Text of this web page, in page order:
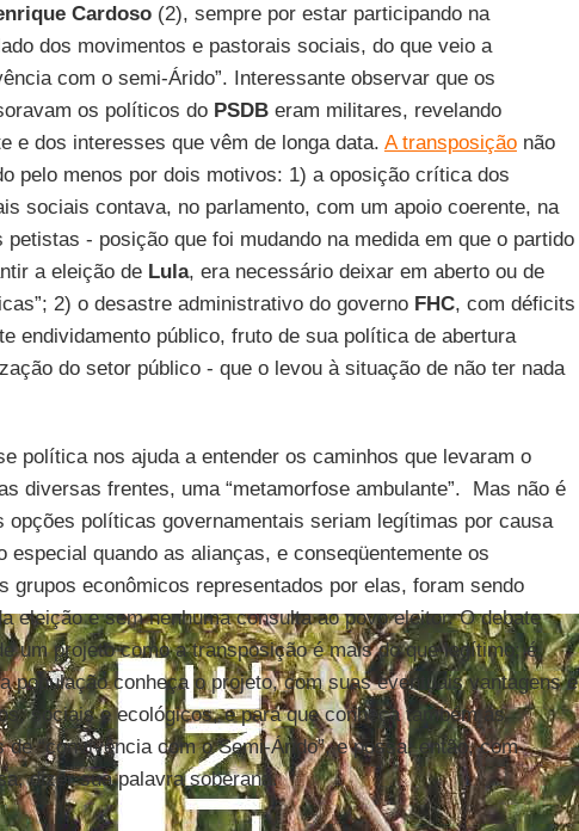
Cardoso(2), sempre por estar participando na
dos movimentos e pastorais sociais, do que veio a
com o semi-Árido”. Interessante observar que os
os políticos do PSDB eram militares, revelando
e dos interesses que vêm de longa data. A transposiçãonão
pelo menos por dois motivos: 1) a oposição crítica dos
sociais contava, no parlamento, com um apoio coerente, na
petistas - posição que foi mudando na medida em que o partido
a eleição de Lula, era necessário deixar em aberto ou de
2) o desastre administrativo do governo FHC, com déficits
endividamento público, fruto de sua política de abertura
do setor público - que o levou à situação de não ter nada
política nos ajuda a entender os caminhos que levaram o
diversas frentes, uma “metamorfose ambulante”. Mas não é
opções políticas governamentais seriam legítimas por causa
especial quando as alianças, e conseqüentemente os
grupos econômicos representados por elas, foram sendo
eleição e sem nenhuma consulta ao povo eleitor. O debate
um projeto como a transposição é mais do que legítimo; é
população conheça o projeto, com suas eventuais vantagens e
sociais e ecológicos, e para que conheça também as
“convivência com o Semi-Árido”, e possa, então, com
dizer sua palavra soberana.